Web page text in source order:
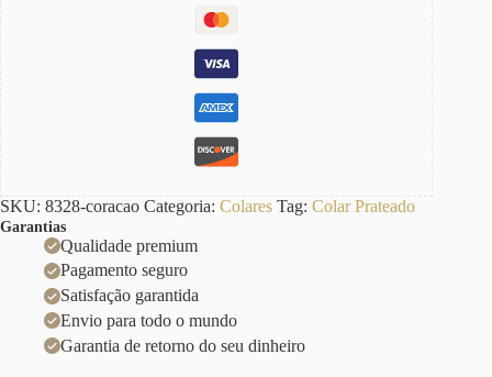
SKU: 8328-coracao Categoria: Colares Tag: Colar Prateado
Garantias
Qualidade premium
Pagamento seguro
Satisfação garantida
Envio para todo o mundo
Garantia de retorno do seu dinheiro